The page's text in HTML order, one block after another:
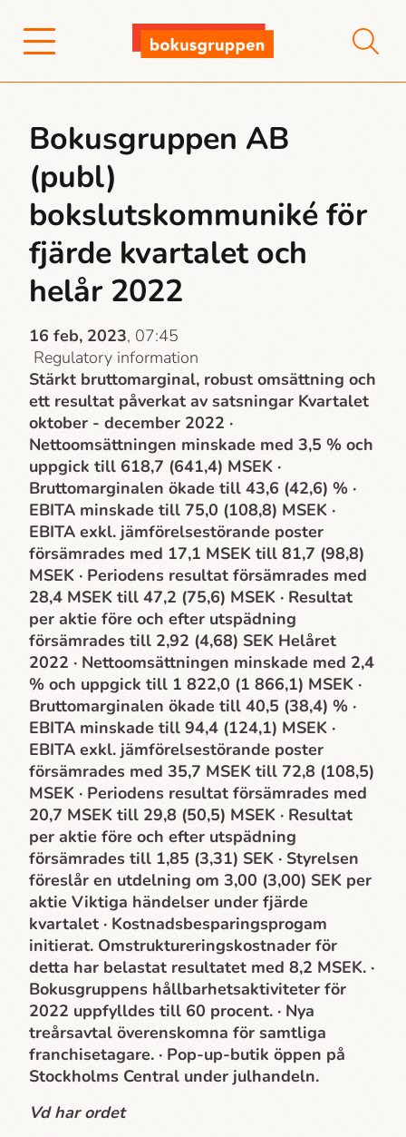
Bokusgruppen AB
(publ)
bokslutskommuniké för
fjärde kvartalet och
helår 2022
16 feb, 2023, 07:45
Regulatory information
Stärkt bruttomarginal, robust omsättning och
ett resultat påverkat av satsningar Kvartalet
oktober - december 2022 ·
Nettoomsättningen minskade med 3,5 % och
uppgick till 618,7 (641,4) MSEK ·
Bruttomarginalen ökade till 43,6 (42,6) % ·
EBITA minskade till 75,0 (108,8) MSEK ·
EBITA exkl. jämförelsestörande poster
försämrades med 17,1 MSEK till 81,7 (98,8)
MSEK · Periodens resultat försämrades med
28,4 MSEK till 47,2 (75,6) MSEK · Resultat
per aktie före och efter utspädning
försämrades till 2,92 (4,68) SEK Helåret
2022 · Nettoomsättningen minskade med 2,4
% och uppgick till 1 822,0 (1 866,1) MSEK ·
Bruttomarginalen ökade till 40,5 (38,4) % ·
EBITA minskade till 94,4 (124,1) MSEK ·
EBITA exkl. jämförelsestörande poster
försämrades med 35,7 MSEK till 72,8 (108,5)
MSEK · Periodens resultat försämrades med
20,7 MSEK till 29,8 (50,5) MSEK · Resultat
per aktie före och efter utspädning
försämrades till 1,85 (3,31) SEK · Styrelsen
föreslår en utdelning om 3,00 (3,00) SEK per
aktie Viktiga händelser under fjärde
kvartalet · Kostnadsbesparingsprogam
initierat. Omstruktureringskostnader för
detta har belastat resultatet med 8,2 MSEK. ·
Bokusgruppens hållbarhets­aktiviteter för
2022 uppfylldes till 60 procent. · Nya
treårsavtal överenskomna för samtliga
franchisetagare. · Pop-up-butik öppen på
Stockholms Central under julhandeln.
Vd har ordet